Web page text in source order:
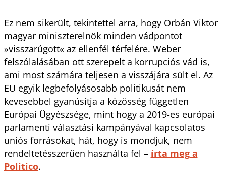
Ez nem sikerült, tekintettel arra, hogy Orbán Viktor
magyar miniszterelnök minden vádpontot
»visszarúgott« az ellenfél térfelére. Weber
felszólalásában ott szerepelt a korrupciós vád is,
ami most számára teljesen a visszájára sült el. Az
EU egyik legbefolyásosabb politikusát nem
kevesebbel gyanúsítja a közösség független
Európai Ügyészsége, mint hogy a 2019-es európai
parlamenti választási kampányával kapcsolatos
uniós forrásokat, hát, hogy is mondjuk, nem
rendeltetésszerűen használta fel – írta meg a
Politico.